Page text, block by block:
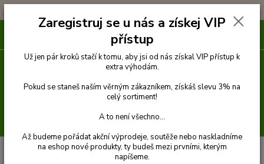
Venčení Vodítka Přepínací vodítka popruhová
Vodítko
Palkar vodítko přepínací z popruhu pro psy 250
Zaregistruj se u nás a získej VIP
přístup
Už jen pár kroků stačí k tomu, aby jsi od nás získal VIP přístup k
extra výhodám.
Pokud se staneš naším věrným zákazníkem, získáš slevu 3% na
celý sortiment!
A to není všechno...
Až budeme pořádat akční výprodeje, soutěže nebo naskladníme
na eshop nové produkty, ty budeš mezi prvními, kterým
napíšeme.